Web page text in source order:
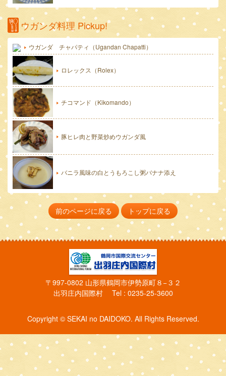
ウガンダ料理 Pickup!
ウガンダ チャパティ（Ugandan Chapatti）
ロレックス（Rolex）
チコマンド（Kikomando）
豚ヒレ肉と野菜炒めウガンダ風
バニラ風味の白とうもろこし粥バナナ添え
前のページに戻る トップに戻る
〒997-0802 山形県鶴岡市伊勢原町８−３２
出羽庄内国際村 Tel : 0235-25-3600
Copyright © SEKAI no DAIDOKO. All Rights Reserved.